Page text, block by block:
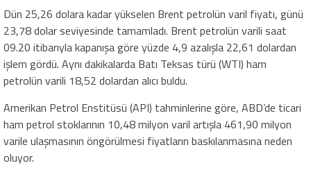
Dün 25,26 dolara kadar yükselen Brent petrolün varil fiyatı, günü
23,78 dolar seviyesinde tamamladı. Brent petrolün varili saat
09.20 itibarıyla kapanışa göre yüzde 4,9 azalışla 22,61 dolardan
işlem gördü. Aynı dakikalarda Batı Teksas türü (WTI) ham
petrolün varili 18,52 dolardan alıcı buldu.
Amerikan Petrol Enstitüsü (API) tahminlerine göre, ABD’de ticari
ham petrol stoklarının 10,48 milyon varil artışla 461,90 milyon
varile ulaşmasının öngörülmesi fiyatların baskılanmasına neden
oluyor.